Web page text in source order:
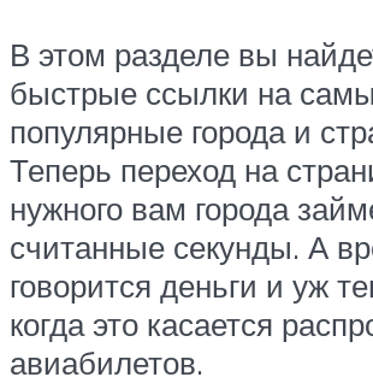
В этом разделе вы
быстрые ссылки на
популярные города и
Теперь переход на
нужного вам города
считанные секунды. А
говорится деньги и уж
когда это касается
авиабилетов.